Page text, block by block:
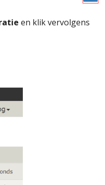
en klik vervolgens